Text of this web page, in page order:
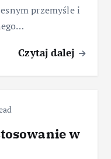
przemyśle i
Czytaj dalej
w